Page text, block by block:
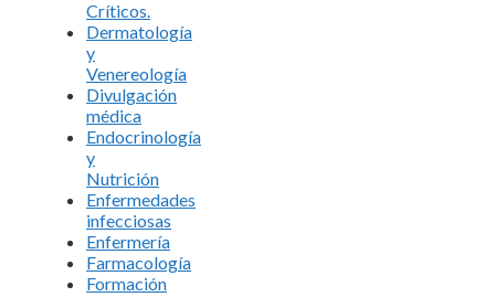
Críticos.
Dermatología
y
Venereología
Divulgación
médica
Endocrinología
y
Nutrición
Enfermedades
infecciosas
Enfermería
Farmacología
Formación